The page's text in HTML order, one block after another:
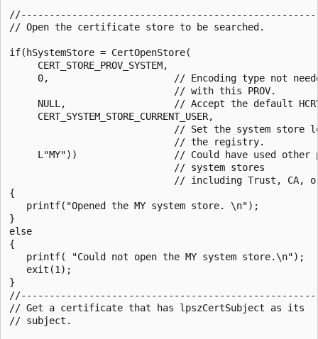
// Open the certificate store to be searched.
if(hSystemStore = CertOpenStore(
     CERT_STORE_PROV_SYSTEM,
0,                      // Encoding type not
                             // with this PROV.
NULL,                   // Accept the default
     CERT_SYSTEM_STORE_CURRENT_USER,
// Set the system store
                             // the registry.
L"MY"))                 // Could have used
                             // system stores
// including Trust, CA,
{
   printf("Opened the MY system store. \n");
}
else
{
   printf( "Could not open the MY system store.\n");
   exit(1);
}
// Get a certificate that has lpszCertSubject as its
// subject.